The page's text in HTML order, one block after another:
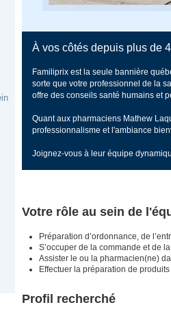
À vos côtés depuis plus de
Familiprix est la seule bannière
sorte que votre professionnel de la
offre des conseils santé humains et
Quant aux pharmaciens Mathew
professionnalisme et l'ambiance
Joignez-vous à leur équipe
Votre rôle au sein de
Préparation d’ordonnance, de
S’occuper de la commande et de
Assister le ou la pharmacien(ne)
Effectuer la préparation de
Profil recherché